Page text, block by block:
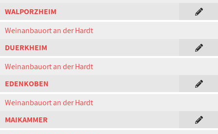
WALPORZHEIM
Weinanbauort an der Hardt
DUERKHEIM
Weinanbauort an der Hardt
EDENKOBEN
Weinanbauort an der Hardt
MAIKAMMER